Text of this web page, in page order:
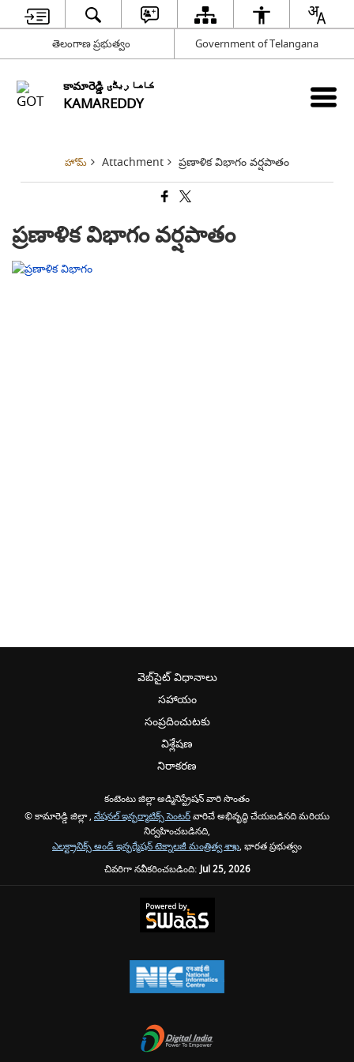
తెలంగాణ ప్రభుత్వం Government of Telangana
కామారెడ్డి کاما ریڈّی
KAMAREDDY
హోమ్ Attachment ప్రణాళిక విభాగం వర్షపాతం
ప్రణాళిక విభాగం వర్షపాతం
వెబ్‌సైట్ విధానాలు
సహాయం
సంప్రదించుటకు
విశ్లేషణ
నిరాకరణ
కంటెంటు జిల్లా అడ్మినిస్ట్రేషన్ వారి సొంతం
© కామారెడ్డి జిల్లా , నేషనల్ ఇన్ఫర్మాటిక్స్ సెంటర్వారిచే అభివృద్ధి చేయబడినది మరియు
నిర్వహించబడినది,
ఎలక్ట్రానిక్స్ అండ్ ఇన్ఫర్మేషన్ టెక్నాలజీ మంత్రిత్వ శాఖ, భారత ప్రభుత్వం
చివరిగా నవీకరించబడింది:Jul 25, 2026